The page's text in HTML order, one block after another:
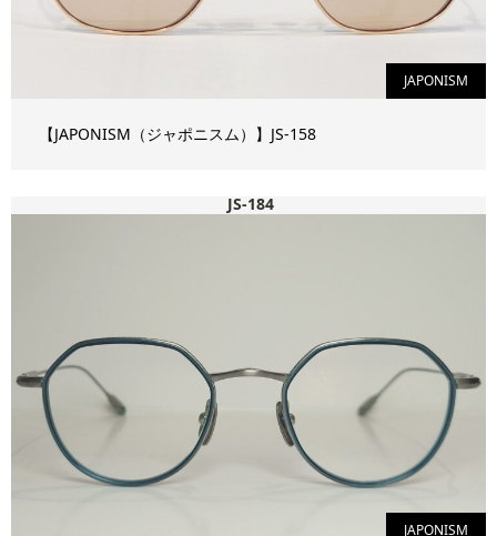
JAPONISM
【JAPONISM（ジャポニスム）】JS-158
JS-184
JAPONISM